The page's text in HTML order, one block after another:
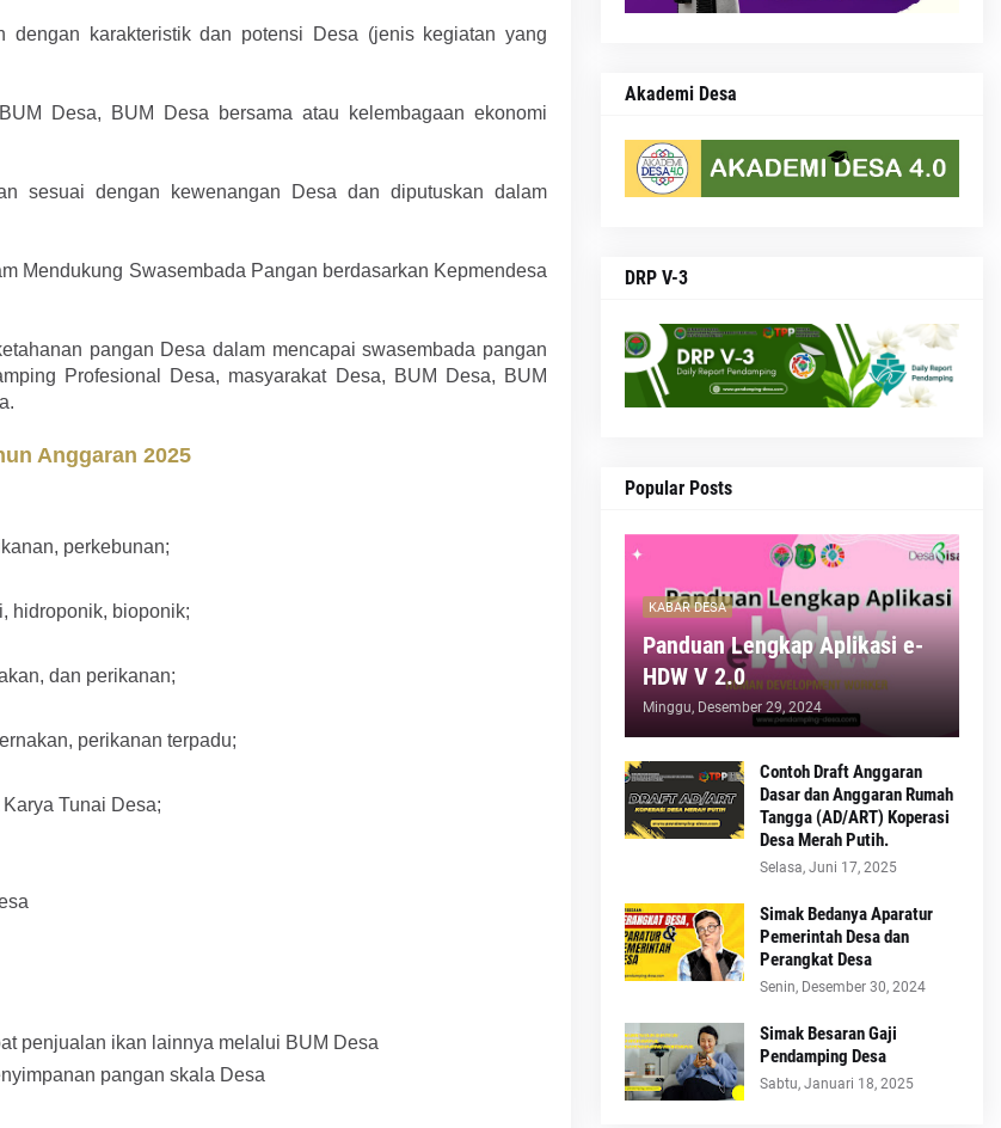
dengan karakteristik dan potensi Desa (jenis kegiatan yang
Desa, BUM Desa bersama atau kelembagaan ekonomi
sesuai dengan kewenangan Desa dan diputuskan dalam
Mendukung Swasembada Pangan berdasarkan Kepmendesa
pangan Desa dalam mencapai swasembada pangan
Profesional Desa, masyarakat Desa, BUM Desa, BUM
Anggaran 2025
perkebunan;
hidroponik, bioponik;
dan perikanan;
perikanan terpadu;
Tunai Desa;
penjualan ikan lainnya melalui BUM Desa
pangan skala Desa
Akademi Desa
DRP V-3
Popular Posts
KABAR DESA
Panduan Lengkap Aplikasi e-
HDW V 2.0
Minggu, Desember 29, 2024
Contoh Draft Anggaran
Dasar dan Anggaran Rumah
Tangga (AD/ART) Koperasi
Desa Merah Putih.
Selasa, Juni 17, 2025
Simak Bedanya Aparatur
Pemerintah Desa dan
Perangkat Desa
Senin, Desember 30, 2024
Simak Besaran Gaji
Pendamping Desa
Sabtu, Januari 18, 2025